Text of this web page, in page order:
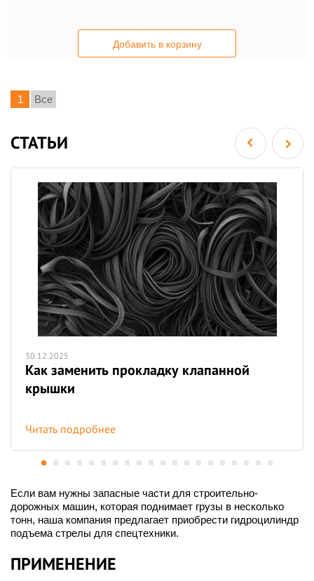
Добавить в корзину
1 Все
СТАТЬИ
30.12.2025
Как заменить прокладку клапанной
крышки
Читать подробнее
Если вам нужны запасные части для строительно-
дорожных машин, которая поднимает грузы в несколько
тонн, наша компания предлагает приобрести гидроцилиндр
подъема стрелы для спецтехники.
ПРИМЕНЕНИЕ